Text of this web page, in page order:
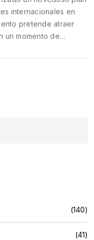
internacionales en
pretende atraer
un momento de
turística.
(140)
(41)